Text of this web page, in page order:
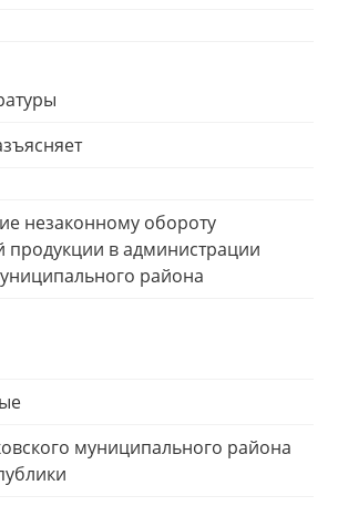
незаконному обороту
в администрации
района
муниципального района